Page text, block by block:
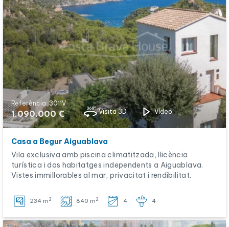
Referència: 3011V
1.090.000 € Visita 3D Vídeo
Casa a Begur Aiguablava
Vila exclusiva amb piscina climatitzada, llicència
turística i dos habitatges independents a Aiguablava.
Vistes immillorables al mar, privacitat i rendibilitat.
234 m 2 840 m 2 4 4